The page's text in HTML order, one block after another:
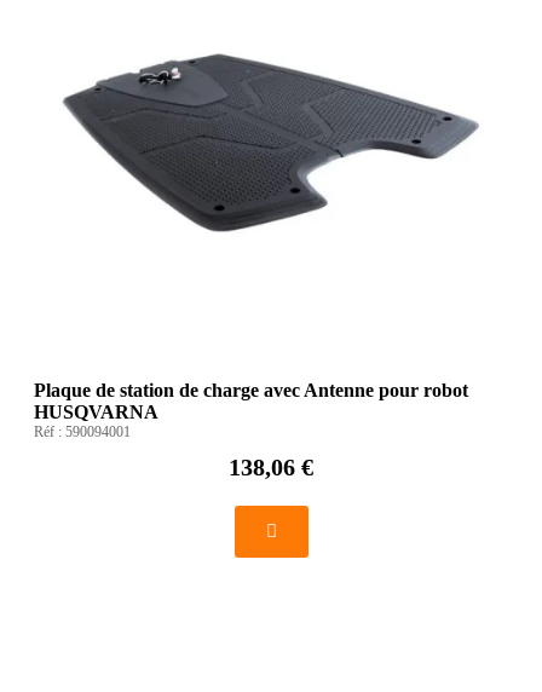
Plaque de station de charge avec Antenne pour robot
HUSQVARNA
Réf : 590094001
138,06 €